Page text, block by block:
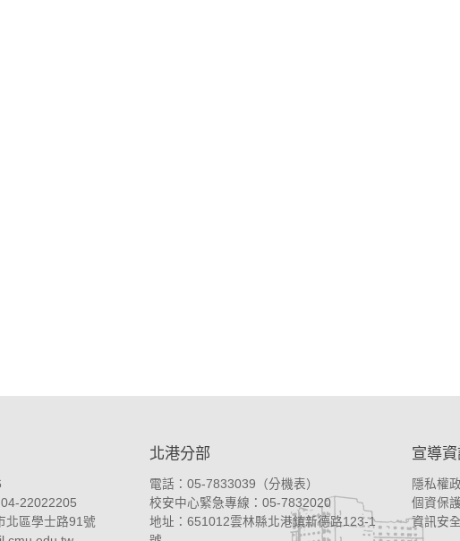
22022205
北區學士路91號
北港分部
電話：05-7833039（分機表）
校安中心緊急專線：05-7832020
地址： 651012雲林縣北港鎮新德路123-1
宣導
隱私權
個資保
資訊安